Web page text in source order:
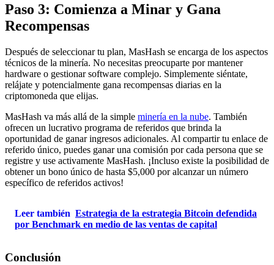
Paso 3: Comienza a Minar y Gana
Recompensas
Después de seleccionar tu plan, MasHash se encarga de los aspectos
técnicos de la minería. No necesitas preocuparte por mantener
hardware o gestionar software complejo. Simplemente siéntate,
relájate y potencialmente gana recompensas diarias en la
criptomoneda que elijas.
MasHash va más allá de la simple minería en la nube. También
ofrecen un lucrativo programa de referidos que brinda la
oportunidad de ganar ingresos adicionales. Al compartir tu enlace de
referido único, puedes ganar una comisión por cada persona que se
registre y use activamente MasHash. ¡Incluso existe la posibilidad de
obtener un bono único de hasta $5,000 por alcanzar un número
específico de referidos activos!
Leer también Estrategia de la estrategia Bitcoin defendida
por Benchmark en medio de las ventas de capital
Conclusión